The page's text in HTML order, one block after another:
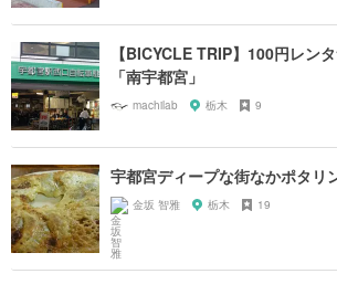
【BICYCLE TRIP】100円レン
「南宇都宮」
machilab 栃木 9
宇都宮ディープな街なかポタリ
金坂 智雅 栃木 19